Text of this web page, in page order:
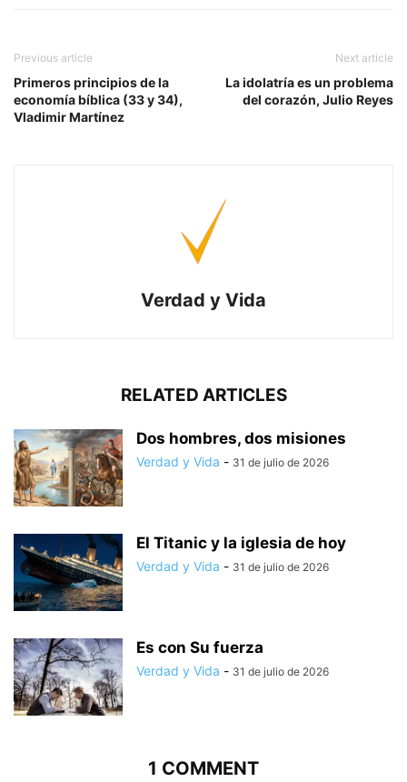
Previous article
Primeros principios de la
economía bíblica (33 y 34),
Vladimir Martínez
Next article
La idolatría es un problema
del corazón, Julio Reyes
Verdad y Vida
RELATED ARTICLES
Dos hombres, dos misiones
Verdad y Vida - 31 de julio de 2026
El Titanic y la iglesia de hoy
Verdad y Vida - 31 de julio de 2026
Es con Su fuerza
Verdad y Vida - 31 de julio de 2026
1 COMMENT